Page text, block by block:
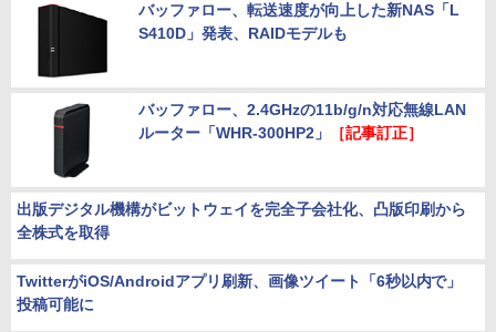
バッファロー、転送速度が向上した新NAS「L
S410D」発表、RAIDモデルも
バッファロー、2.4GHzの11b/g/n対応無線LAN
ルーター「WHR-300HP2」
［記事訂正］
出版デジタル機構がビットウェイを完全子会社化、凸版印刷から
全株式を取得
TwitterがiOS/Androidアプリ刷新、画像ツイート「6秒以内で」
投稿可能に